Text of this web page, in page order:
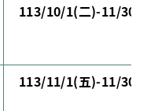
113/10/1(二)-11/30(
113/11/1(五)-11/30(